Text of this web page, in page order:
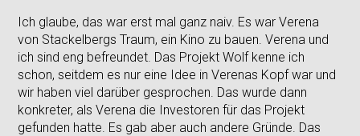
Ich glaube, das war erst mal ganz naiv. Es war Verena
von Stackelbergs Traum, ein Kino zu bauen. Verena und
ich sind eng befreundet. Das Projekt Wolf kenne ich
schon, seitdem es nur eine Idee in Verenas Kopf war und
wir haben viel darüber gesprochen. Das wurde dann
konkreter, als Verena die Investoren für das Projekt
gefunden hatte. Es gab aber auch andere Gründe. Das